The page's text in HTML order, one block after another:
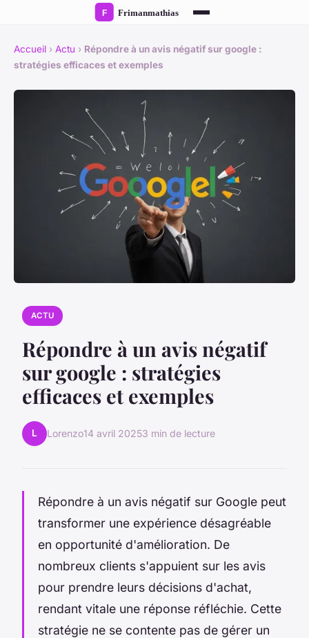
Accueil › Actu › Répondre à un avis négatif sur google :
stratégies efficaces et exemples
ACTU
Répondre à un avis négatif
sur google : stratégies
efficaces et exemples
L Lorenzo14 avril 20253 min de lecture
Répondre à un avis négatif sur Google peut
transformer une expérience désagréable
en opportunité d'amélioration. De
nombreux clients s'appuient sur les avis
pour prendre leurs décisions d'achat,
rendant vitale une réponse réfléchie. Cette
stratégie ne se contente pas de gérer un